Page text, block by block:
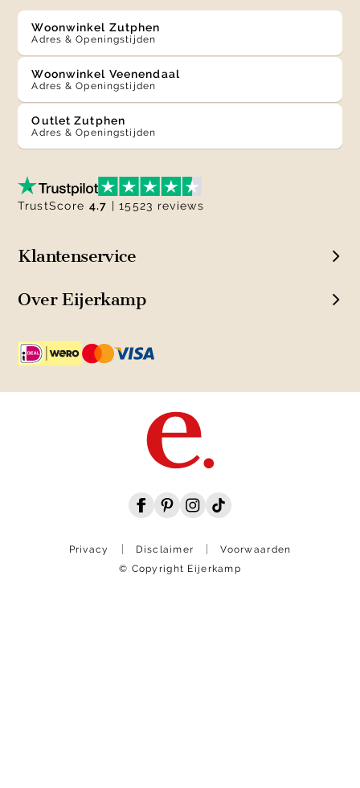
Woonwinkel Zutphen
Adres & Openingstijden
Woonwinkel Veenendaal
Adres & Openingstijden
Outlet Zutphen
Adres & Openingstijden
Klantenservice
Over Eijerkamp
TrustScore 4.7 | 15523 reviews
Privacy Disclaimer
Voorwaarden
© Copyright Eijerkamp